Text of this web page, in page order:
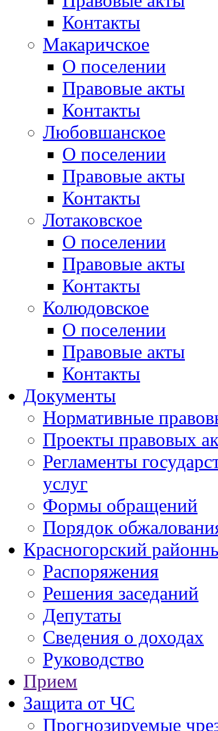
Контакты
Макаричское
О поселении
Правовые акты
Контакты
Любовшанское
О поселении
Правовые акты
Контакты
Лотаковское
О поселении
Правовые акты
Контакты
Колюдовское
О поселении
Правовые акты
Контакты
Документы
Нормативные
Проекты правовых
Регламенты
услуг
Формы обращений
Порядок
Красногорский
Распоряжения
Решения заседаний
Депутаты
Сведения о доходах
Руководство
Прием
Защита от ЧС
Прогнозируемые